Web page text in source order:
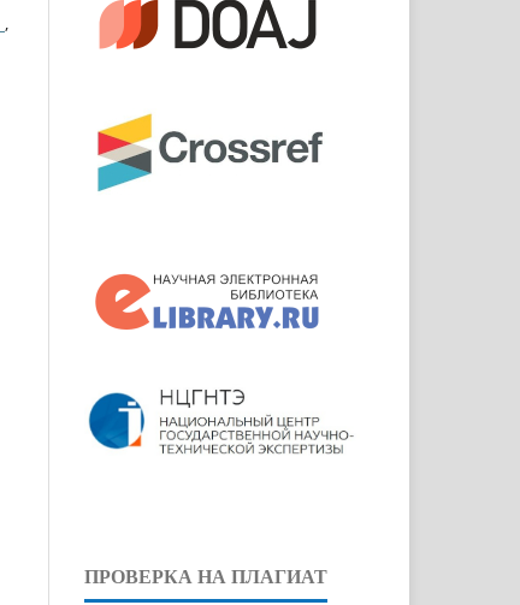
,
ПРОВЕРКА НА ПЛАГИАТ